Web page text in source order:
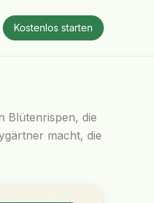
Kostenlos starten
Blütenrispen, die
macht, die